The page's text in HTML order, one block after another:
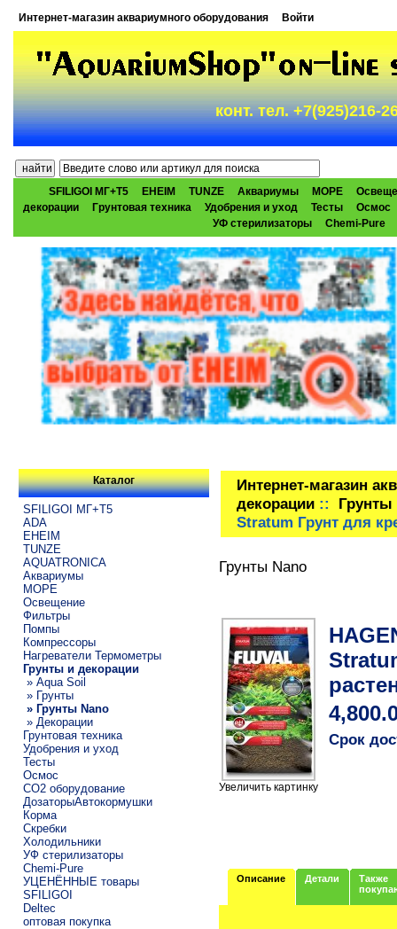
Интернет-магазин аквариумного оборудования Войти
конт. тел. +7(925)216-
SFILIGOI МГ+Т5 EHEIM TUNZE Аквариумы МОРЕ
декорации
Грунтовая техника Удобрения и уход Тесты
Осмос
УФ стерилизаторы
Chemi-Pure
Каталог
SFILIGOI МГ+Т5
ADA
EHEIM
TUNZE
AQUATRONICA
Аквариумы
МОРЕ
Освещение
Фильтры
Помпы
Компрессоры
Нагреватели Термометры
Грунты и декорации
» Aqua Soil
» Грунты
» Грунты Nano
» Декорации
Грунтовая техника
Удобрения и уход
Тесты
Осмос
CO2 оборудование
ДозаторыАвтокормушки
Корма
Скребки
Холодильники
УФ стерилизаторы
Chemi-Pure
УЦЕНЁННЫЕ товары
SFILIGOI
Deltec
оптовая покупка
Интернет-магазин
декорации:: Грунты
Stratum Грунт для
Грунты Nano
Увеличить картинку
Срок
Описание Детали
Также